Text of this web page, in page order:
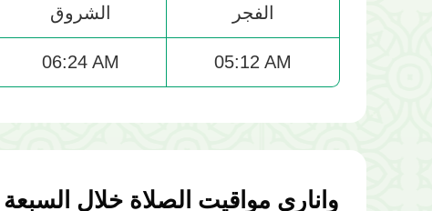
الشروق الفجر
06:24 AM 05:12 AM
واناري مواقيت الصلاة خلال السبعة